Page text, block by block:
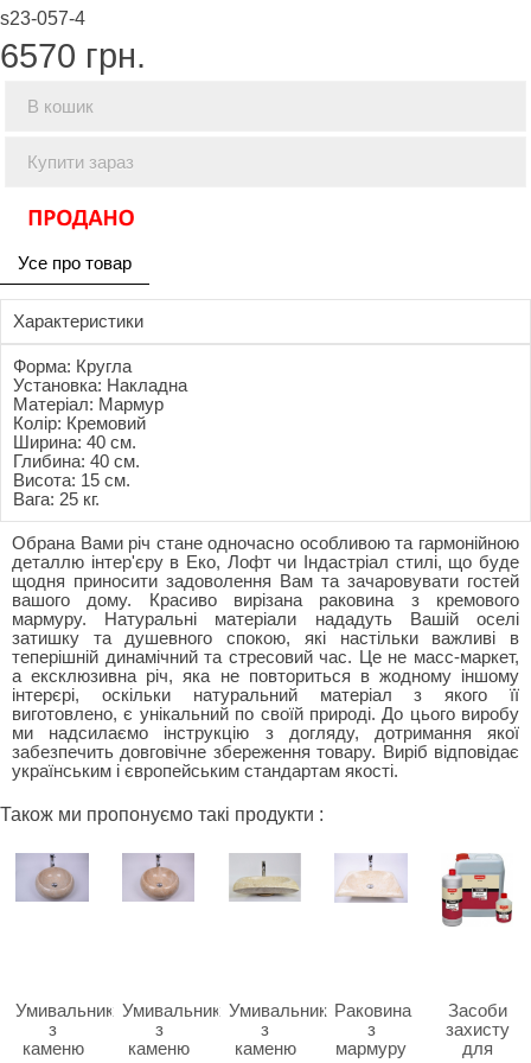
s23-057-4
6570 грн.
В кошик
Купити зараз
Усе про товар
Характеристики
Форма: Кругла
Установка: Накладна
Матеріал: Мармур
Колір: Кремовий
Ширина: 40 см.
Глибина: 40 см.
Висота: 15 см.
Вага: 25 кг.
Обрана Вами річ стане одночасно особливою та гармонійною
деталлю інтер'єру в Еко, Лофт чи Індастріал стилі, що буде
щодня приносити задоволення Вам та зачаровувати гостей
вашого дому. Красиво вирізана раковина з кремового
мармуру. Натуральні матеріали нададуть Вашій оселі
затишку та душевного спокою, які настільки важливі в
теперішній динамічний та стресовий час. Це не масс-маркет,
а ексклюзивна річ, яка не повториться в жодному іншому
інтерєрі, оскільки натуральний матеріал з якого її
виготовлено, є унікальний по своїй природі. До цього виробу
ми надсилаємо інструкцію з догляду, дотримання якої
забезпечить довговічне збереження товару. Виріб відповідає
українським і європейським стандартам якості.
Також ми пропонуємо такі продукти :
Умивальник
з
каменю
Умивальник
з
каменю
Умивальник
з
каменю
Раковина
з
мармуру
Засоби
захисту
для